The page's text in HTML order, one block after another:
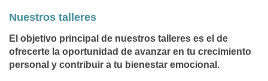
Nuestros talleres
El objetivo principal de nuestros talleres es el de
ofrecerte la oportunidad de avanzar en tu crecimiento
personal y contribuir a tu bienestar emocional.